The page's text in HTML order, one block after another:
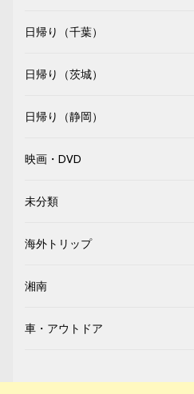
日帰り（千葉）
日帰り（茨城）
日帰り（静岡）
映画・DVD
未分類
海外トリップ
湘南
車・アウトドア